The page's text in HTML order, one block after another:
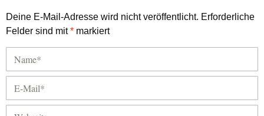
Deine E-Mail-Adresse wird nicht veröffentlicht. Erforderliche
Felder sind mit* markiert